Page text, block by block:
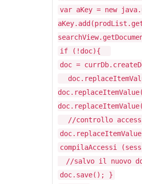
var aKey = new
if (!doc){
doc =
//controllo
compilaAccessi
//salvo il nuovo
doc.save(); }